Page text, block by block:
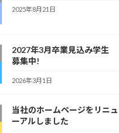
2025年8月21日
2027年3月卒業見込み学生
募集中!
2026年3月1日
当社のホームページをリニュ
ーアルしました